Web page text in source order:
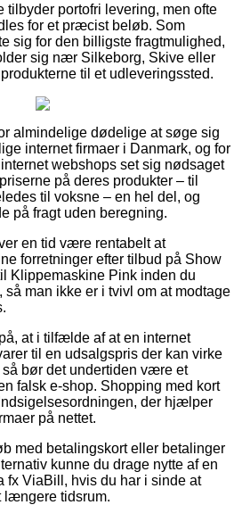
tilbyder portofri levering, men ofte
for et præcist beløb. Som
sig for den billigste fragtmulighed,
sig nær Silkeborg, Skive eller
til et udleveringssted.
almindelige dødelige at søge sig
internet firmaer i Danmark, og for
webshops set sig nødsaget
på deres produkter – til
til voksne – en hel del, og
på fragt uden beregning.
en tid være rentabelt at
forretninger efter tilbud på Show
Klippemaskine Pink inden du
man ikke er i tvivl om at modtage
at i tilfælde af at en internet
til en udsalgspris der kan virke
bør det undertiden være et
falsk e-shop. Shopping med kort
der hjælper
på nettet.
med betalingskort eller betalinger
kunne du drage nytte af en
fx ViaBill, hvis du har i sinde at
længere tidsrum.